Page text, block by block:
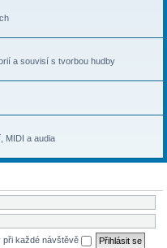
a souvisí s tvorbou hudby
MIDI a audia
při každé návštěvě